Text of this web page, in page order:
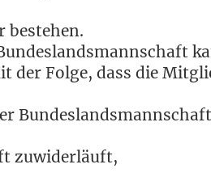
bestehen.
der Fol­ge, dass die
zuwiderläuft,